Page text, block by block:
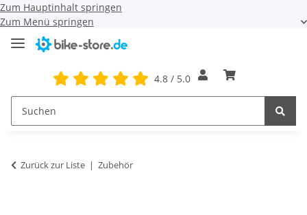
Zum Hauptinhalt springen
Zum Menü springen
4.8 / 5.0
Zurück zur Liste Zubehör